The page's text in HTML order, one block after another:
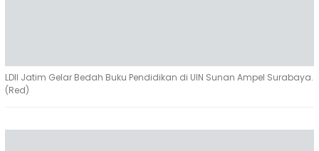
LDII Jatim Gelar Bedah Buku Pendidikan di UIN Sunan Ampel Surabaya.
(Red)